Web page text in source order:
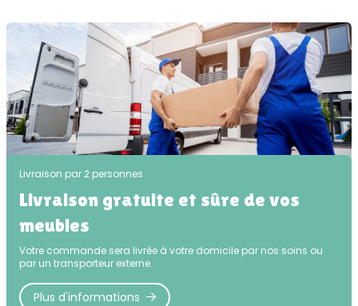
Livraison par 2 personnes
Livraison gratuite et sûre de vos
meubles
Votre commande sera livrée à votre domicile par nos soins ou
par un transporteur externe.
Plus d'informations